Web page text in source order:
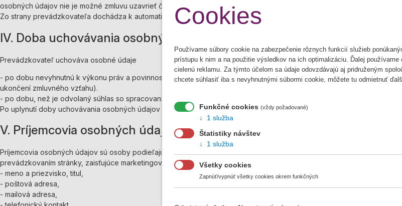
osobných údajov nie je možné zmluvu uzavrieť či ju zo strany prevádzkovateľa plniť, zasielanie obchodných oznamov
Zo strany prevádzkovateľa dochádza k automatickému individuálnemu rozhodovaniu v zmysle § 28 Zákona. S takým
IV. Doba uchovávania osobných údajov
Prevádzkovateľ uchováva osobné údaje
- po dobu nevyhnutnú k výkonu práv a povinností vyplývajúcich zo zmluvného vzťahu medzi Vami a
ukončení zmluvného vzťahu).
- po dobu, než je odvolaný súhlas so spracovaním osobných údajov pre účely marketingu, najdlhšie 3 rokov, ak sú
Po uplynutí doby uchovávania osobných údajov prevádzkovateľ osobné údaje vymaže.
V. Príjemcovia osobných údajov (subdodávatelia prevádzkovateľa)
Príjemcovia osobných údajov sú osoby podieľajúce sa na dodávaní tovaru / služieb / realizácii platieb na základe
prevádzkovaním stránky, zaisťujúce marketingové služby, za účelom zaúčtovania daňových dokladov v súlade so
- meno a priezvisko, titul,
- poštová adresa,
- mailová adresa,
Cookies
Používame súbory cookie na zabezpečenie rôznych funkcií služieb
prístupu k nim a na použitie výsledkov na ich optimalizáciu. Ďalej používame
cielenú reklamu. Za týmto účelom sa údaje odovzdávajú aj pridruženým
chcete súhlasiť iba s nevyhnutnými súbormi cookie, môžete tu odmietnuť
Funkčné cookies (vždy požadované)
1 služba
Štatistiky návštev
1 služba
Všetky cookies
Zapnúť/vypnúť všetky cookies okrem funkčných